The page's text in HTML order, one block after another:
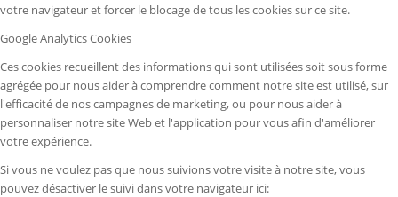
votre navigateur et forcer le blocage de tous les cookies sur ce site.
Google Analytics Cookies
Ces cookies recueillent des informations qui sont utilisées soit sous forme
agrégée pour nous aider à comprendre comment notre site est utilisé, sur
l'efficacité de nos campagnes de marketing, ou pour nous aider à
personnaliser notre site Web et l'application pour vous afin d'améliorer
votre expérience.
Si vous ne voulez pas que nous suivions votre visite à notre site, vous
pouvez désactiver le suivi dans votre navigateur ici: